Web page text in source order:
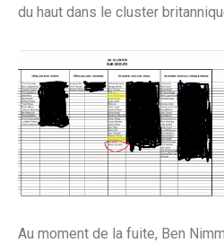
du haut dans le cluster
Au moment de la fuite, Ben